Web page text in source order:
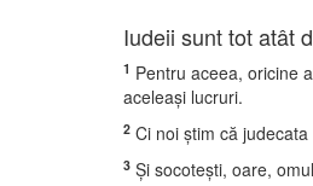
Iudeii sunt tot atât
1 Pentru aceea, oricine
aceleaşi lucruri.
2 Ci noi ştim că
3 Şi socoteşti, oare,